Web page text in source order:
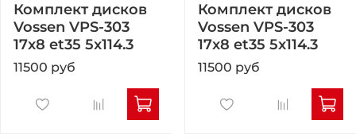
Комплект дисков
Vossen VPS-303
17x8 et35 5x114.3
11500 руб
Комплект дисков
Vossen VPS-303
17x8 et35 5x114.3
11500 руб